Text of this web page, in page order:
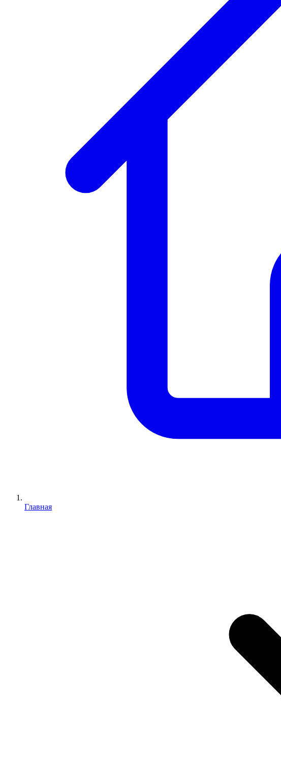
Главная